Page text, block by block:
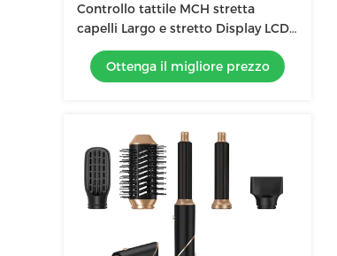
Controllo tattile MCH stretta
capelli Largo e stretto Display LCD
multi dimensione
Ottenga il migliore prezzo